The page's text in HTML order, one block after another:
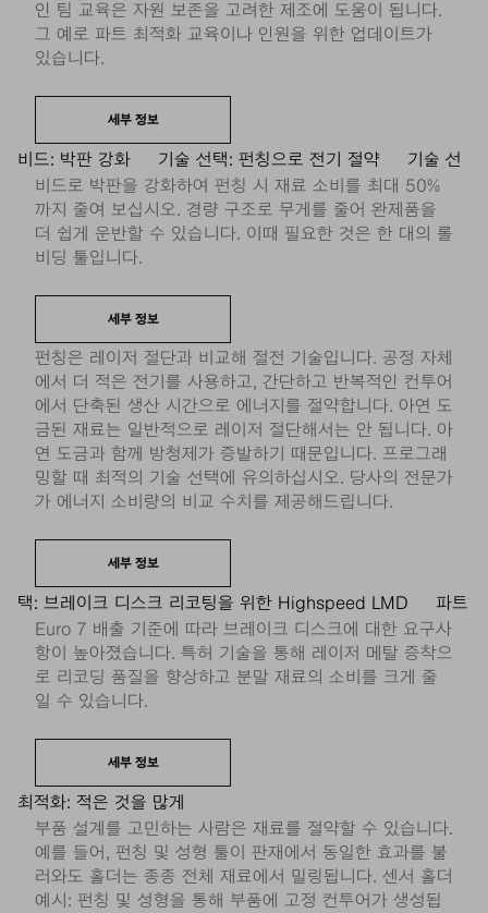
인 팀 교육은 자원 보존을 고려한 제조에 도움이 됩니다.
그 예로 파트 최적화 교육이나 인원을 위한 업데이트가
있습니다.
세부 정보
비드: 박판 강화
비드로 박판을 강화하여 펀칭 시 재료 소비를 최대 50%
까지 줄여 보십시오. 경량 구조로 무게를 줄어 완제품을
더 쉽게 운반할 수 있습니다. 이때 필요한 것은 한 대의 롤
비딩 툴입니다.
세부 정보
기술 선택: 펀칭으로 전기 절약
펀칭은 레이저 절단과 비교해 절전 기술입니다. 공정 자체
에서 더 적은 전기를 사용하고, 간단하고 반복적인 컨투어
에서 단축된 생산 시간으로 에너지를 절약합니다. 아연 도
금된 재료는 일반적으로 레이저 절단해서는 안 됩니다. 아
연 도금과 함께 방청제가 증발하기 때문입니다. 프로그래
밍할 때 최적의 기술 선택에 유의하십시오. 당사의 전문가
가 에너지 소비량의 비교 수치를 제공해드립니다.
세부 정보
기술 선
택: 브레이크 디스크 리코팅을 위한 Highspeed LMD
Euro 7 배출 기준에 따라 브레이크 디스크에 대한 요구사
항이 높아졌습니다. 특허 기술을 통해 레이저 메탈 증착으
로 리코딩 품질을 향상하고 분말 재료의 소비를 크게 줄
일 수 있습니다.
세부 정보
파트
최적화: 적은 것을 많게
부품 설계를 고민하는 사람은 재료를 절약할 수 있습니다.
예를 들어, 펀칭 및 성형 툴이 판재에서 동일한 효과를 불
러와도 홀더는 종종 전체 재료에서 밀링됩니다. 센서 홀더
예시: 펀칭 및 성형을 통해 부품에 고정 컨투어가 생성됩